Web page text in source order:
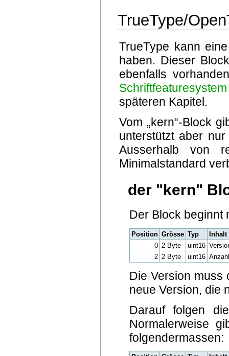
TrueType/
TrueType kann
haben. Dieser
ebenfalls
Schriftfeaturesystem
späteren Kapitel.
Vom „kern“-Block
unterstützt aber
Ausserhalb von
Minimalstandard
der "kern"
Der Block beginnt
Position Grösse Typ
Inhalt
0 2 Byte uint16
2 2 Byte uint16
Die Version muss
neue Version, die
Darauf folgen
Normalerweise
folgendermassen: